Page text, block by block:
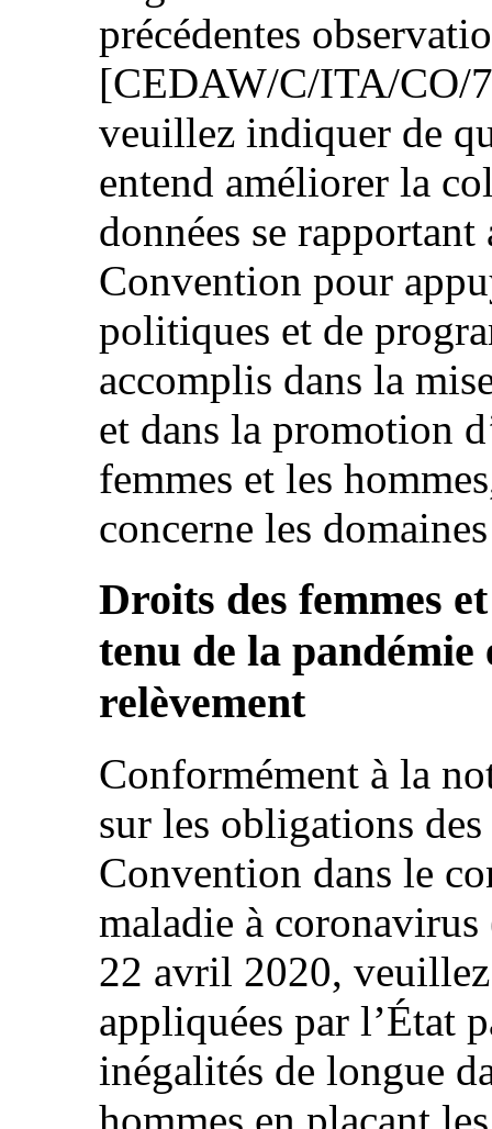
précédentes
[CEDAW/C/ITA/CO/
veuillez indiquer de
entend améliorer la
données se
Convention pour
politiques et de
accomplis dans la
et dans la promotion
femmes et les
concerne les
Droits des femmes
tenu de la pandémie
relèvement
Conformément à la
sur les obligations
Convention dans le
maladie à
22 avril 2020,
appliquées par l’État
inégalités de longue
hommes en plaçant